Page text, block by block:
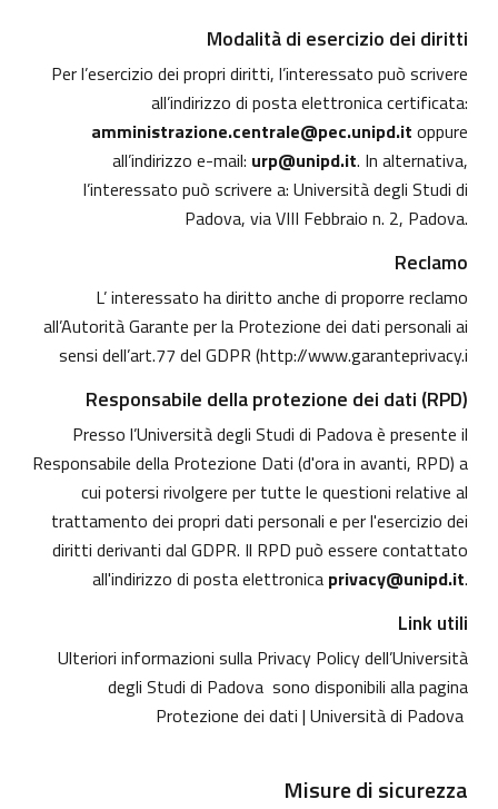
Modalità di esercizio dei diritti
Per l’esercizio dei propri diritti, l’interessato può scrivere
all’indirizzo di posta elettronica certificata:
amministrazione.centrale@pec.unipd.it oppure
all’indirizzo e-mail: urp@unipd.it. In alternativa,
l’interessato può scrivere a: Università degli Studi di
Padova, via VIII Febbraio n. 2, Padova.
Reclamo
L’ interessato ha diritto anche di proporre reclamo
all’Autorità Garante per la Protezione dei dati personali ai
sensi dell’art.77 del GDPR (http://www.garanteprivacy.i
Responsabile della protezione dei dati (RPD)
Presso l’Università degli Studi di Padova è presente il
Responsabile della Protezione Dati (d'ora in avanti, RPD) a
cui potersi rivolgere per tutte le questioni relative al
trattamento dei propri dati personali e per l'esercizio dei
diritti derivanti dal GDPR. Il RPD può essere contattato
all'indirizzo di posta elettronica privacy@unipd.it.
Link utili
Ulteriori informazioni sulla Privacy Policy dell’Università
degli Studi di Padova sono disponibili alla pagina
Protezione dei dati | Università di Padova
Misure di sicurezza